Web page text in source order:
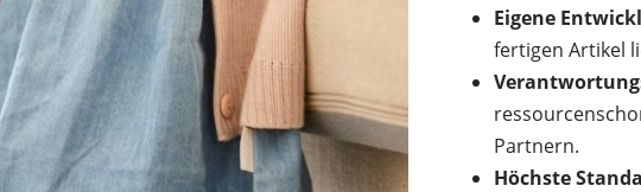
Eigene
fertigen Artikel
Partnern.
Höchste